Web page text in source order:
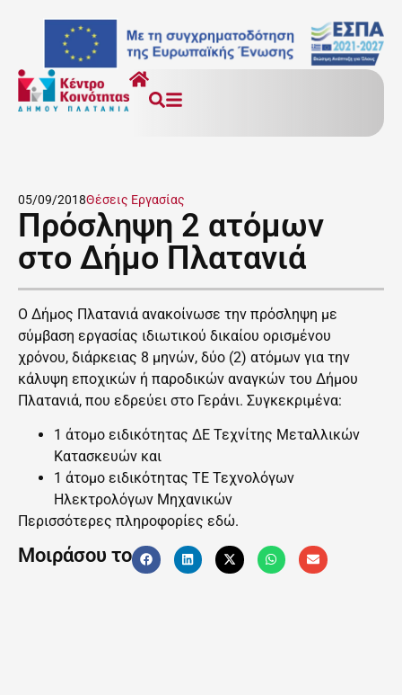
05/09/2018Θέσεις Εργασίας
Πρόσληψη 2 ατόμων
στο Δήμο Πλατανιά
Ο Δήμος Πλατανιά ανακοίνωσε την πρόσληψη με
σύμβαση εργασίας ιδιωτικού δικαίου ορισμένου
χρόνου, διάρκειας 8 μηνών, δύο (2) ατόμων για την
κάλυψη εποχικών ή παροδικών αναγκών του Δήμου
Πλατανιά, που εδρεύει στο Γεράνι. Συγκεκριμένα:
1 άτομο ειδικότητας ΔΕ Τεχνίτης Μεταλλικών
Κατασκευών και
1 άτομο ειδικότητας ΤΕ Τεχνολόγων
Ηλεκτρολόγων Μηχανικών
Περισσότερες πληροφορίες εδώ.
Μοιράσου το